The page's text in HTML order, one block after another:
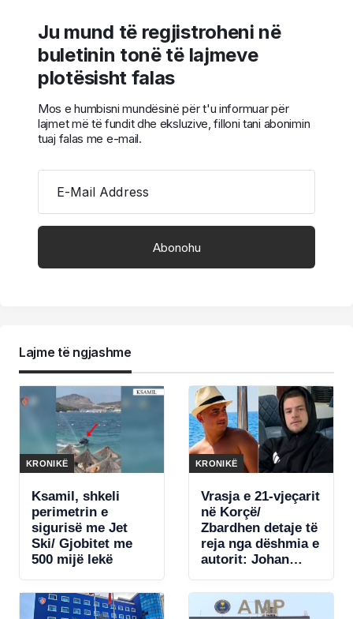
Ju mund të regjistroheni në
buletinin tonë të lajmeve
plotësisht falas
Mos e humbisni mundësinë për t'u informuar për
lajmet më të fundit dhe eksluzive, filloni tani abonimin
tuaj falas me e-mail.
E-Mail Address
Lajme të ngjashme
KRONIKË
Ksamil, shkeli
perimetrin e
sigurisë me Jet
Ski/ Gjobitet me
500 mijë lekë
KRONIKË
Vrasja e 21-vjeçarit
në Korçë/
Zbardhen detaje të
reja nga dëshmia e
autorit: Johan
godiste me thikë,
por…